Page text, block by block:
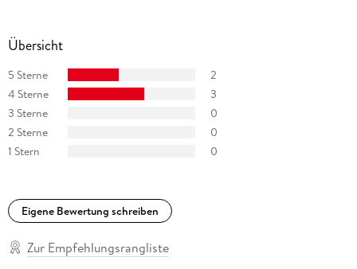
Übersicht
5 Sterne
2
4 Sterne
3
3 Sterne
0
2 Sterne
0
1 Stern
0
Eigene Bewertung schreiben
Zur Empfehlungsrangliste